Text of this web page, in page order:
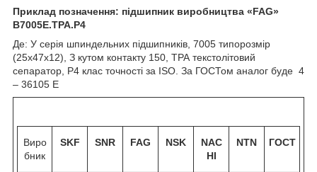
Приклад позначення: підшипник виробництва «FAG»
B7005Е.TPA.P4
Де: У серія шпиндельних підшипників, 7005 типорозмір
(25х47х12), З кутом контакту 150 , ТРА текстолітовий
сепаратор, Р4 клас точності за ISO. За ГОСТом аналог буде 4
– 36105 Е
Виро
бник
SKF SNR FAG NSK
NAC
HI
NTN ГОСТ